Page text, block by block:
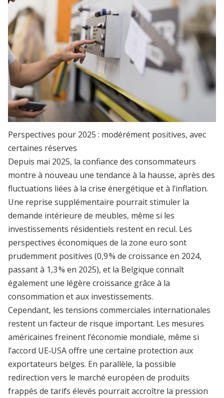
Perspectives pour 2025 : modérément positives, avec
certaines réserves
Depuis mai 2025, la confiance des consommateurs
montre à nouveau une tendance à la hausse, après des
fluctuations liées à la crise énergétique et à l’inflation.
Une reprise supplémentaire pourrait stimuler la
demande intérieure de meubles, même si les
investissements résidentiels restent en recul. Les
perspectives économiques de la zone euro sont
prudemment positives (0,9 % de croissance en 2024,
passant à 1,3 % en 2025), et la Belgique connaît
également une légère croissance grâce à la
consommation et aux investissements.
Cependant, les tensions commerciales internationales
restent un facteur de risque important. Les mesures
américaines freinent l’économie mondiale, même si
l’accord UE‑USA offre une certaine protection aux
exportateurs belges. En parallèle, la possible
redirection vers le marché européen de produits
frappés de tarifs élevés pourrait accroître la pression